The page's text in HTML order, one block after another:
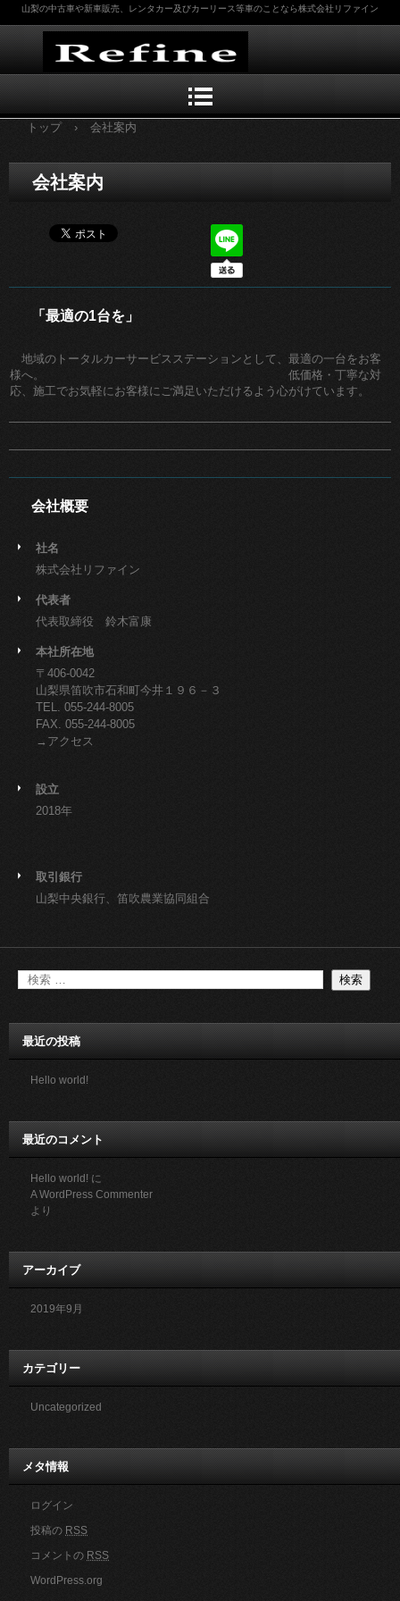
山梨の中古車や新車販売、レンタカー及びカーリース等車のことなら株式会社リファイン
TEL.055-244-8005 〒406-0042 山梨県笛吹市石和町今井196－3
トップ › 会社案内
会社案内
「最適の1台を」
地域のトータルカーサービスステーションとして、最適の一台をお客
様へ。 低価格・丁寧な対
応、施工でお気軽にお客様にご満足いただけるよう心がけています。
会社概要
社名
株式会社リファイン
代表者
代表取締役 鈴木富康
本社所在地
〒406-0042
山梨県笛吹市石和町今井１９６－３
TEL. 055-244-8005
FAX. 055-244-8005
→アクセス
設立
2018年
取引銀行
山梨中央銀行、笛吹農業協同組合
最近の投稿
Hello world!
最近のコメント
Hello world! に
A WordPress Commenter
より
アーカイブ
2019年9月
カテゴリー
Uncategorized
メタ情報
ログイン
投稿の RSS
コメントの RSS
WordPress.org